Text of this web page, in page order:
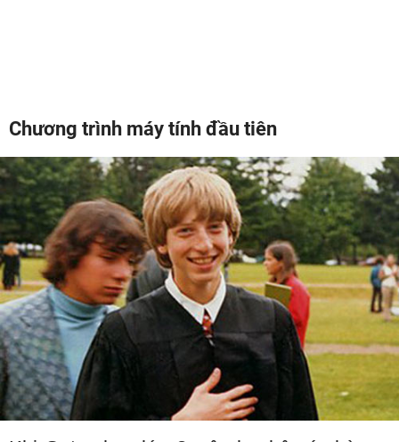
Chương trình máy tính đầu tiên